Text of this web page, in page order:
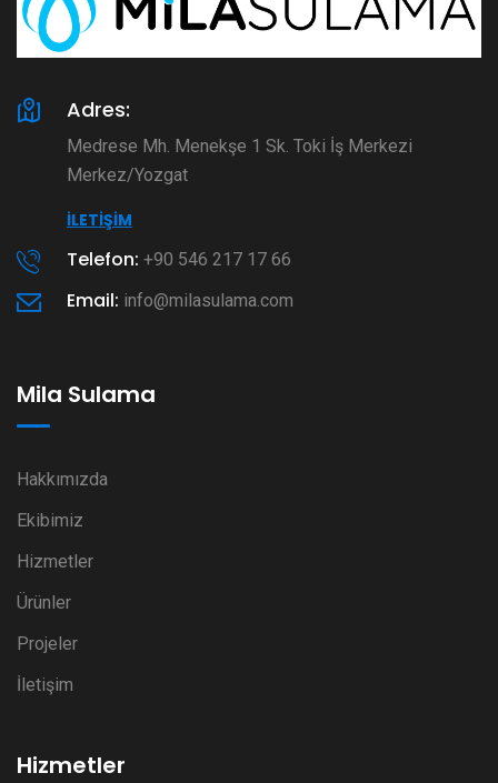
Adres:
Medrese Mh. Menekşe 1 Sk. Toki İş Merkezi
Merkez/Yozgat
İLETIŞIM
Telefon: +90 546 217 17 66
Email: info@milasulama.com
Mila Sulama
Hakkımızda
Ekibimiz
Hizmetler
Ürünler
Projeler
İletişim
Hizmetler